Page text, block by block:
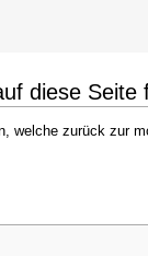
diese Seite
welche zurück zur